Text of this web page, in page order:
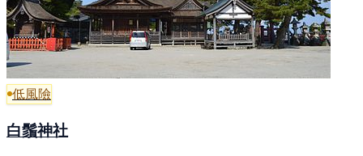
低風險
白鬚神社